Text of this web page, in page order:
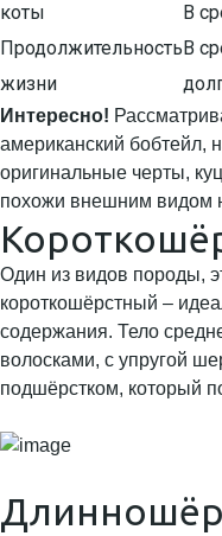
коты
В
Продолжительность
жизни
В
Интересно!
американский бобтейл,
оригинальные черты,
похожи внешним видом
Один из видов породы,
короткошёрстный –
содержания. Тело
волосками, с упругой
подшёрстком, который